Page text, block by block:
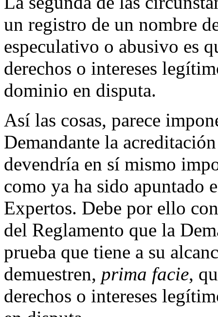
un registro de un nombre
especulativo o abusivo es
derechos o intereses
dominio en disputa.
Así las cosas, parece
Demandante la
devendría en sí mismo
como ya ha sido apuntado
Expertos. Debe por ello
del Reglamento que la
prueba que tiene a su
demuestren, prima facie,
derechos o intereses